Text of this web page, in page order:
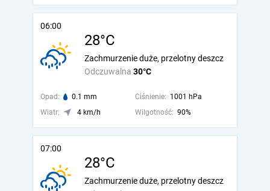
06:00
28°C
Odczuwalna 30°C
Zachmurzenie duże, przelotny deszcz
Opad: 0.1 mm Ciśnienie: 1001 hPa
Wiatr:
4 km/h Wilgotność: 90%
07:00
28°C
Zachmurzenie duże, przelotny deszcz